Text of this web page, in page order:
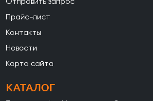
Прайс-лист
Контакты
Новости
Карта сайта
КАТАЛОГ